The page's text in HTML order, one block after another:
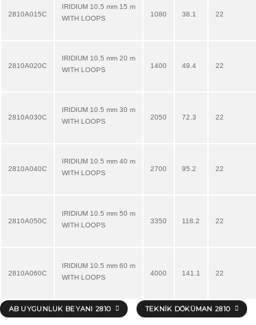
2810A015C
IRIDIUM 10.5 mm 15 m
WITH LOOPS
1080 38.1 22
2810A020C
IRIDIUM 10.5 mm 20 m
WITH LOOPS
1400 49.4 22
2810A030C
IRIDIUM 10.5 mm 30 m
WITH LOOPS
2050 72.3 22
2810A040C
IRIDIUM 10.5 mm 40 m
WITH LOOPS
2700 95.2 22
2810A050C
IRIDIUM 10.5 mm 50 m
WITH LOOPS
3350 118.2 22
2810A060C
IRIDIUM 10.5 mm 60 m
WITH LOOPS
4000 141.1 22
AB UYGUNLUK BEYANI 2810 TEKNIK DÖKÜMAN 2810